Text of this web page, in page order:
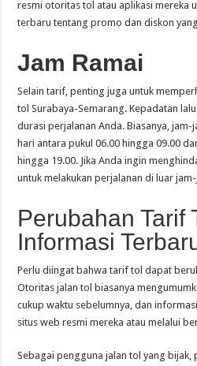
resmi otoritas tol atau aplikasi mereka
terbaru tentang promo dan diskon
Jam Ramai
Selain tarif, penting juga untuk
tol Surabaya-Semarang. Kepadatan
durasi perjalanan Anda. Biasanya,
hari antara pukul 06.00 hingga 09.00
hingga 19.00. Jika Anda ingin
untuk melakukan perjalanan di luar
Perubahan Tarif
Informasi
Perlu diingat bahwa tarif tol dapat
Otoritas jalan tol biasanya
cukup waktu sebelumnya, dan
situs web resmi mereka atau melalui
Sebagai pengguna jalan tol yang bijak,